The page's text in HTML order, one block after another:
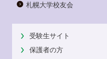
札幌大学校友会
受験生サイト
保護者の方